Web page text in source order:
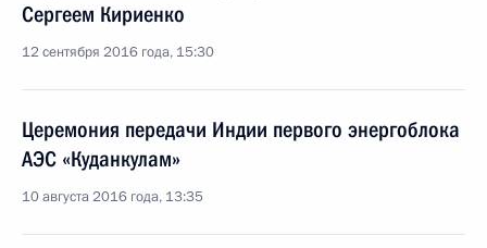
Сергеем Кириенко
12 сентября 2016 года, 15:30
Церемония передачи Индии первого энергоблока
АЭС «Куданкулам»
10 августа 2016 года, 13:35